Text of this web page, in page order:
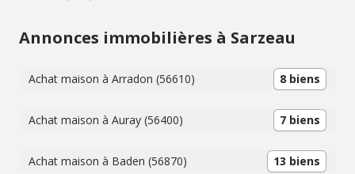
Annonces immobilières à Sarzeau
Achat maison à Arradon (56610) 8 biens
Achat maison à Auray (56400) 7 biens
Achat maison à Baden (56870) 13 biens